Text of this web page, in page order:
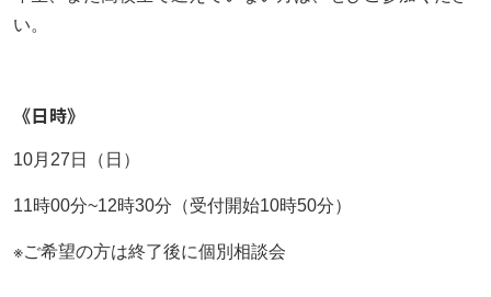
AIあべ不登校相談室
い。
《日時》
10月27日（日）
11時00分~12時30分（受付開始10時50分）
※ご希望の方は終了後に個別相談会
【保護者さまインタビュー】親も一緒に成長した8